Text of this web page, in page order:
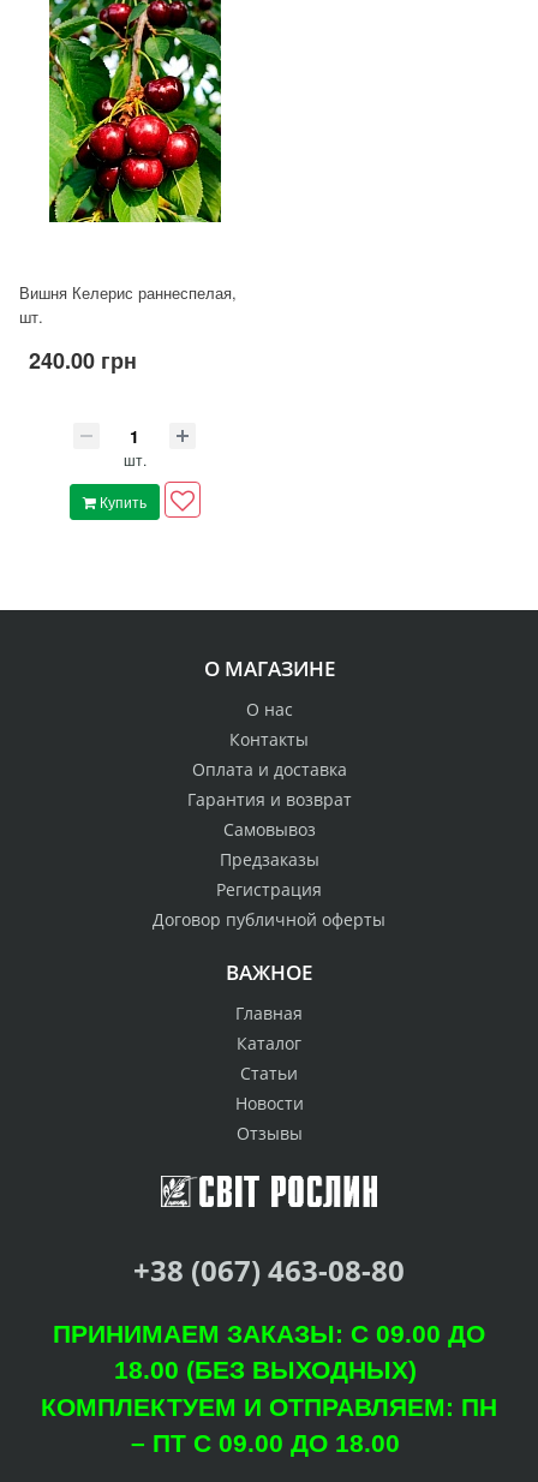
Вишня Келерис раннеспелая,
шт.
240.00 грн
шт.
Купить
О МАГАЗИНЕ
О нас
Контакты
Оплата и доставка
Гарантия и возврат
Самовывоз
Предзаказы
Регистрация
Договор публичной оферты
ВАЖНОЕ
Главная
Каталог
Статьи
Новости
Отзывы
+38 (067) 463-08-80
ПРИНИМАЕМ ЗАКАЗЫ: С 09.00 ДО
18.00 (БЕЗ ВЫХОДНЫХ)
КОМПЛЕКТУЕМ И ОТПРАВЛЯЕМ: ПН
– ПТ С 09.00 ДО 18.00